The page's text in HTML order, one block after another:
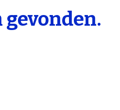
gevonden.